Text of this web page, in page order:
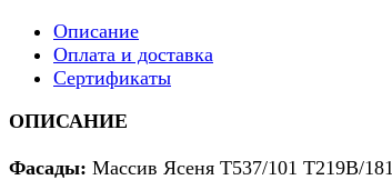
Описание
Оплата и доставка
Сертификаты
ОПИСАНИЕ
Фасады: Массив Ясеня Т537/101 Т219В/181